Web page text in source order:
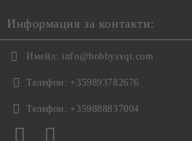
Информация за контакти:
Имейл: info@hobbysvqt.com
Телефон: +359893782676
Телефон: +359888837004